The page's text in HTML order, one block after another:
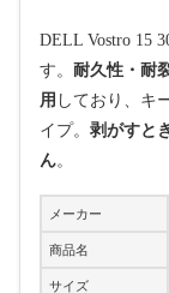
DELL Vostro​ 15
す。 耐久性・耐
用 しており、キ
イプ。 剥がすと
ん。
メーカー
商品名
サイズ